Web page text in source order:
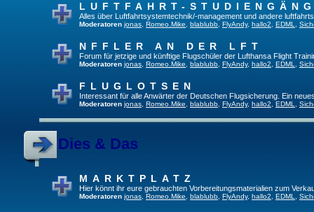
LUFTFAHRT-
Alles über Luftfahrtsystemtechnik/-management und andere
Moderatoren jonas Romeo.Mike blablubb FlyAndy, hallo2 EDML
NFFLER AN DER LFT
Forum für jetzige und künftige Flugschüler der Lufthansa Flight
Moderatoren jonas Romeo.Mike blablubb FlyAndy, hallo2 EDML
FLUGLOTSEN
Interessant für alle Anwärter der Deutschen Flugsicherung. Ein
Moderatoren jonas Romeo.Mike blablubb FlyAndy, hallo2 EDML
Dies & Das
MARKTPLATZ
Hier könnt ihr eure gebrauchten Vorbereitungsmaterialien zum
Moderatoren jonas Romeo.Mike blablubb FlyAndy, hallo2 EDML